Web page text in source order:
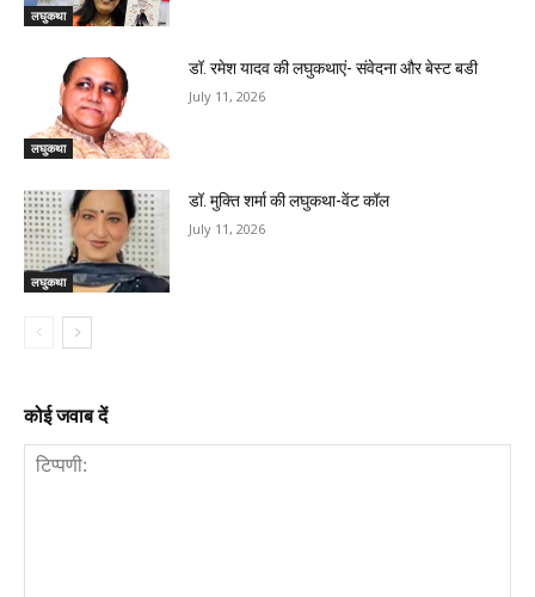
लघुकथा
लघुकथा
डॉ. रमेश यादव की लघुकथाएं- संवेदना और बेस्ट बडी
July 11, 2026
लघुकथा
डॉ. मुक्ति शर्मा की लघुकथा-वेंट कॉल
July 11, 2026
कोई जवाब दें